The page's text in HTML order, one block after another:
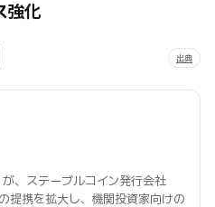
強化
出典
が、ステーブルコイン発行会社
提携を拡大し、機関投資家向けの